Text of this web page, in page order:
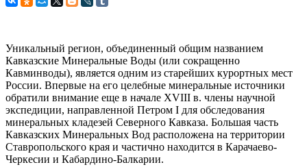
Уникальный регион, объединенный общим названием
Кавказские Минеральные Воды (или сокращенно
Кавминводы), является одним из старейших курортных мест
России. Впервые на его целебные минеральные источники
обратили внимание еще в начале XVIII в. члены научной
экспедиции, направленной Петром I для обследования
минеральных кладезей Северного Кавказа. Большая часть
Кавказских Минеральных Вод расположена на территории
Ставропольского края и частично находится в Карачаево-
Черкесии и Кабардино-Балкарии.